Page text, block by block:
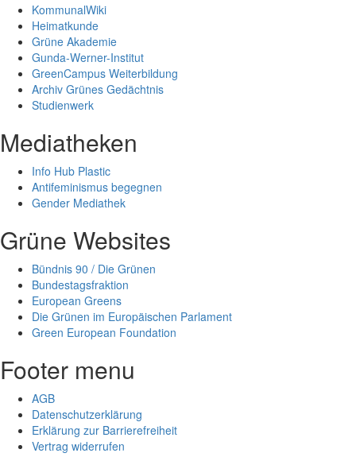
KommunalWiki
Heimatkunde
Grüne Akademie
Gunda-Werner-Institut
GreenCampus Weiterbildung
Archiv Grünes Gedächtnis
Studienwerk
Mediatheken
Info Hub Plastic
Antifeminismus begegnen
Gender Mediathek
Grüne Websites
Bündnis 90 / Die Grünen
Bundestagsfraktion
European Greens
Die Grünen im Europäischen Parlament
Green European Foundation
Footer menu
AGB
Datenschutzerklärung
Erklärung zur Barrierefreiheit
Vertrag widerrufen